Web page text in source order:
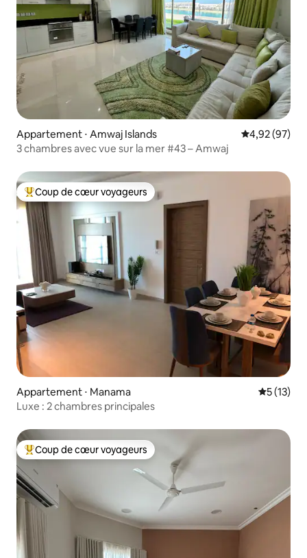
Appartement ⋅ Amwaj Islands Évaluation
4,92 (97)
3 chambres avec vue sur la mer #43 – Amwaj
Coups de cœur voyageurs les plus appréciés
Coup de cœur voyageurs
Appartement ⋅ Manama
5 (13)
Luxe : 2 chambres principales
Coups de cœur voyageurs les plus appréciés
Coup de cœur voyageurs